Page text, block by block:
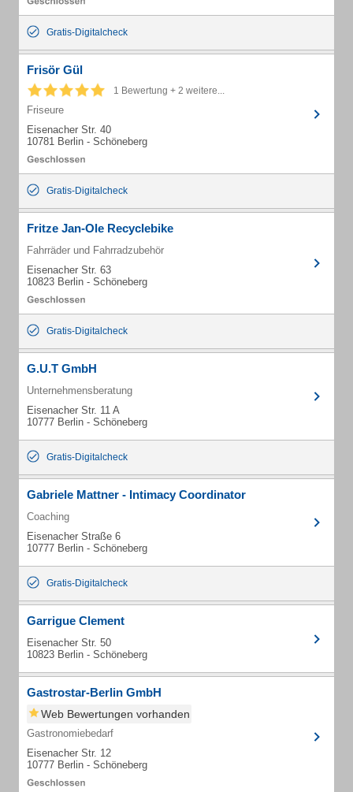
Gratis-Digitalcheck
Frisör Gül
1 Bewertung + 2 weitere...
Friseure
Eisenacher Str. 40
10781 Berlin - Schöneberg
Gratis-Digitalcheck
Fritze Jan-Ole Recyclebike
Fahrräder und Fahrradzubehör
Eisenacher Str. 63
10823 Berlin - Schöneberg
Gratis-Digitalcheck
G.U.T GmbH
Unternehmensberatung
Eisenacher Str. 11 A
10777 Berlin - Schöneberg
Gratis-Digitalcheck
Gabriele Mattner - Intimacy Coordinator
Coaching
Eisenacher Straße 6
10777 Berlin - Schöneberg
Gratis-Digitalcheck
Garrigue Clement
Eisenacher Str. 50
10823 Berlin - Schöneberg
Gastrostar-Berlin GmbH
Web Bewertungen vorhanden
Gastronomiebedarf
Eisenacher Str. 12
10777 Berlin - Schöneberg